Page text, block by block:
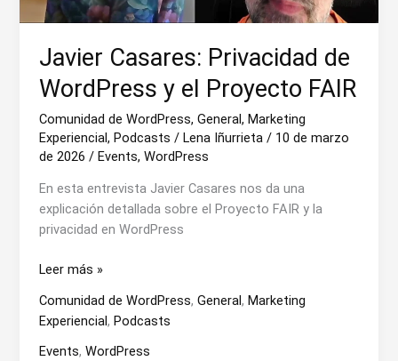
Javier Casares: Privacidad de
WordPress y el Proyecto FAIR
Comunidad de WordPress,General,Marketing
Experiencial,Podcasts /Lena Iñurrieta/ 10 de marzo
de 2026/Events,WordPress
En esta entrevista Javier Casares nos da una
explicación detallada sobre el Proyecto FAIR y la
privacidad en WordPress
Javier
Privacidad
de
WordPress
Leer más »
Comunidad de WordPress,General,Marketing
Experiencial,Podcasts
Events,WordPress